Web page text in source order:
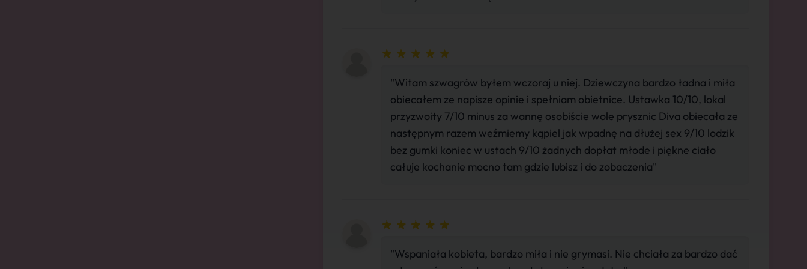
"Witam szwagrów byłem wczoraj u niej. Dziewczyna bardzo ładna i miła
obiecałem ze napisze opinie i spełniam obietnice. Ustawka 10/10, lokal
przyzwoity 7/10 minus za wannę osobiście wole prysznic Diva obiecała ze
następnym razem weźmiemy kąpiel jak wpadnę na dłużej sex 9/10 lodzik
bez gumki koniec w ustach 9/10 żadnych dopłat młode i piękne ciało
całuje kochanie mocno tam gdzie lubisz i do zobaczenia"
"Wspaniała kobieta, bardzo miła i nie grymasi. Nie chciała za bardzo dać